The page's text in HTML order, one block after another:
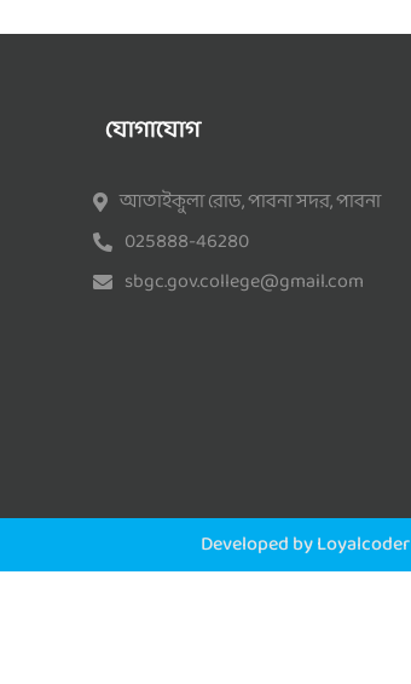
যোগাযোগ
আতাইকুলা রোড, পাবনা সদর, পাবনা
025888-46280
sbgc.gov.college@gmail.com
Developed by Loyalcoder